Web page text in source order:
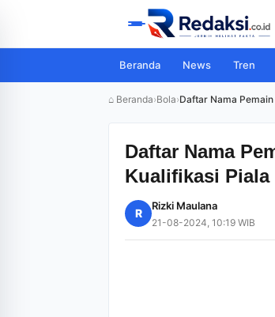
Beranda News Tren
⌂ Beranda›Bola›Daftar Nama
Daftar Nama
Kualifikasi Piala
R
Rizki Maulana
21-08-2024, 10:19 WIB